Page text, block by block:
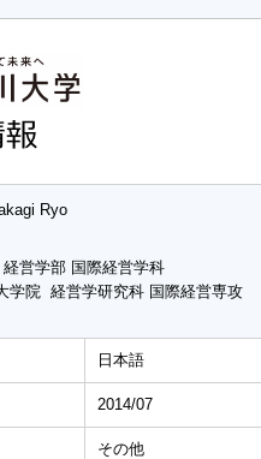
Ryo
営学部 国際経営学科
学院 経営学研究科 国際経営専攻
日本語
2014/07
その他